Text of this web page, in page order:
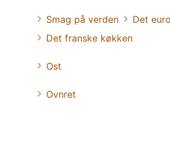
Smag på verden
Det
Det franske køkken
Ost
Ovnret